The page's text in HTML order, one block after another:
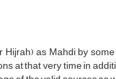
as Mahdi by
at that very time in